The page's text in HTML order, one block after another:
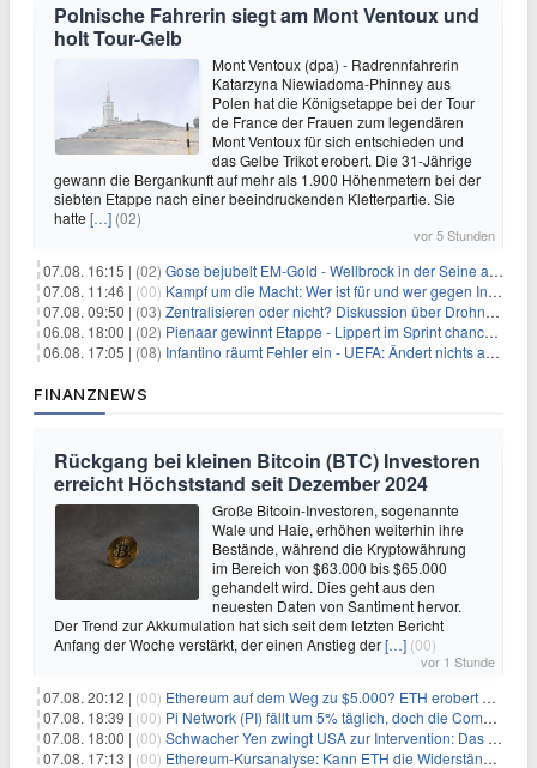
Polnische Fahrerin siegt am Mont Ventoux und
holt Tour-Gelb
Mont Ventoux (dpa) - Radrennfahrerin
Katarzyna Niewiadoma-Phinney aus
Polen hat die Königsetappe bei der Tour
de France der Frauen zum legendären
Mont Ventoux für sich entschieden und
das Gelbe Trikot erobert. Die 31-Jährige
gewann die Bergankunft auf mehr als 1.900 Höhenmetern bei der
siebten Etappe nach einer beeindruckenden Kletterpartie. Sie
hatte […] (02)
vor 5 Stunden
07.08. 16:15 | (02) Gose bejubelt EM-Gold - Wellbrock in der Seine ausgebremst
07.08. 11:46 | (00) Kampf um die Macht: Wer ist für und wer gegen Infantino?
07.08. 09:50 | (03) Zentralisieren oder nicht? Diskussion über Drohnenabwehr
06.08. 18:00 | (02) Pienaar gewinnt Etappe - Lippert im Sprint chancenlos
06.08. 17:05 | (08) Infantino räumt Fehler ein - UEFA: Ändert nichts an Boykott
FINANZNEWS
Rückgang bei kleinen Bitcoin (BTC) Investoren
erreicht Höchststand seit Dezember 2024
Große Bitcoin-Investoren, sogenannte
Wale und Haie, erhöhen weiterhin ihre
Bestände, während die Kryptowährung
im Bereich von $63.000 bis $65.000
gehandelt wird. Dies geht aus den
neuesten Daten von Santiment hervor.
Der Trend zur Akkumulation hat sich seit dem letzten Bericht
Anfang der Woche verstärkt, der einen Anstieg der[…] (00)
vor 1 Stunde
07.08. 20:12 | (00) Ethereum auf dem Weg zu $5.000? ETH erobert wichtige Marke zurück, während Institutionen weiter akkumulieren
07.08. 18:39 | (00) Pi Network (PI) fällt um 5% täglich, doch die Community bleibt optimistisch
07.08. 18:00 | (00) Schwacher Yen zwingt USA zur Intervention: Das größte Risiko seit 15 Jahren
07.08. 17:13 | (00) Ethereum-Kursanalyse: Kann ETH die Widerstände der gleitenden Durchschnitte überwinden?